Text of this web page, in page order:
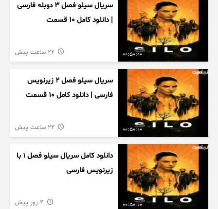
00:50:00
سریال سیلو فصل ۳ دوبله فارسی
| دانلود کامل ۱۰ قسمت
00:50:00
سریال سیلو فصل ۲ زیرنویس
فارسی | دانلود کامل ۱۰ قسمت
00:50:00
دانلود کامل سریال سیلو فصل ۱ با
زیرنویس فارسی